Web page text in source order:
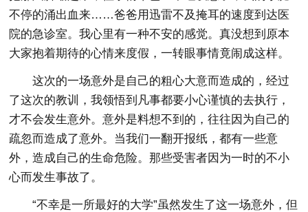
不停的涌出血来……爸爸用迅雷不及掩耳的速度到达医
院的急诊室。我心里有一种不安的感觉。真没想到原本
大家抱着期待的心情来度假，一转眼事情竟闹成这样。
这次的一场意外是自己的粗心大意而造成的，经过
了这次的教训，我领悟到凡事都要小心谨慎的去执行，
才不会发生意外。意外是料想不到的，往往因为自己的
疏忽而造成了意外。当我们一翻开报纸，都有一些意
外，造成自己的生命危险。那些受害者因为一时的不小
心而发生事故了。
“不幸是一所最好的大学”虽然发生了这一场意外，但